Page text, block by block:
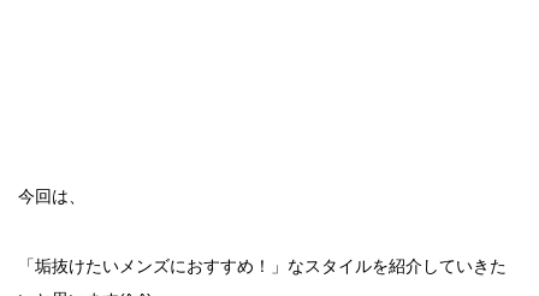
今回は、
「垢抜けたいメンズにおすすめ！」なスタイルを紹介していきた